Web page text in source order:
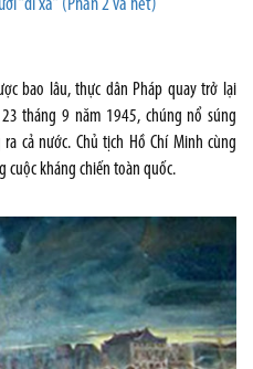
“đi xa” (Phần 2 và hết)
bao lâu, thực dân Pháp quay trở lại
tháng 9 năm 1945, chúng nổ súng
cả nước. Chủ tịch Hồ Chí Minh cùng
kháng chiến toàn quốc.